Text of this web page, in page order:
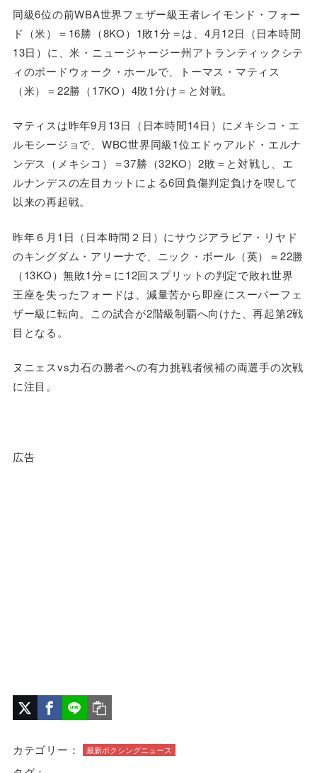
同級6位の前WBA世界フェザー級王者レイモンド・フォー
ド（米）＝16勝（8KO）1敗1分＝は、4月12日（日本時間
13日）に、米・ニュージャージー州アトランティックシテ
ィのボードウォーク・ホールで、トーマス・マティス
（米）＝22勝（17KO）4敗1分け＝と対戦。
マティスは昨年9月13日（日本時間14日）にメキシコ・エ
ルモシージョで、WBC世界同級1位エドゥアルド・エルナ
ンデス（メキシコ）＝37勝（32KO）2敗＝と対戦し、エ
ルナンデスの左目カットによる6回負傷判定負けを喫して
以来の再起戦。
昨年６月1日（日本時間２日）にサウジアラビア・リヤド
のキングダム・アリーナで、ニック・ボール（英）＝22勝
（13KO）無敗1分＝に12回スプリットの判定で敗れ世界
王座を失ったフォードは、減量苦から即座にスーパーフェ
ザー級に転向。この試合が2階級制覇へ向けた、再起第2戦
目となる。
ヌニェスvs力石の勝者への有力挑戦者候補の両選手の次戦
に注目。
広告
カテゴリー： 最新ボクシングニュース